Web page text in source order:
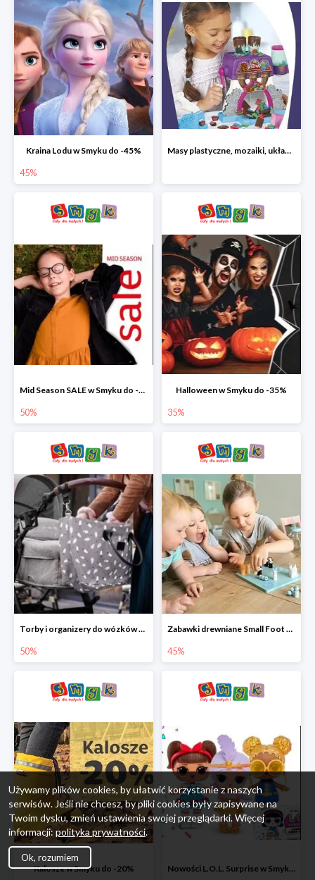
Kraina Lodu w Smyku do -45%
45%
Masy plastyczne, mozaiki, układanki do -45%
Mid Season SALE w Smyku do -50%
50%
Halloween w Smyku do -35%
35%
Torby i organizery do wózków w Smyku do -50%
50%
Zabawki drewniane Small Foot do -45%
45%
Kalosze w Smyku do -20% Nowości L.O.L. Surprise w Smyku do -45%
Używamy plików cookies, by ułatwić korzystanie z naszych
serwisów. Jeśli nie chcesz, by pliki cookies były zapisywane na
Twoim dysku, zmień ustawienia swojej przeglądarki. Więcej
informacji: polityka prywatności.
Ok, rozumiem